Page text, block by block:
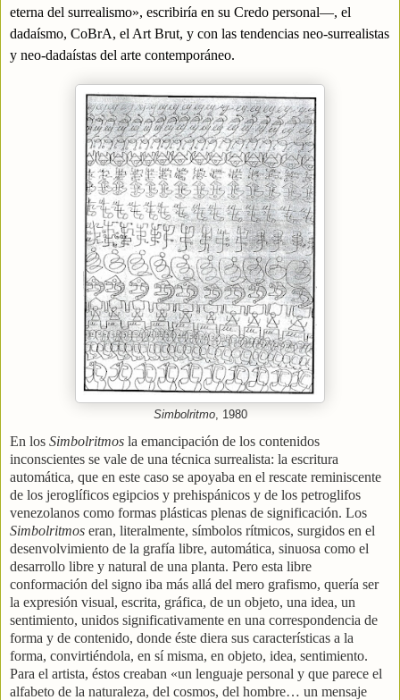
eterna del surrealismo», escribiría en su Credo personal—, el
dadaísmo, CoBrA, el Art Brut, y con las tendencias neo-surrealistas
y neo-dadaístas del arte contemporáneo.
Simbolritmo, 1980
En los Simbolritmos la emancipación de los contenidos
inconscientes se vale de una técnica surrealista: la escritura
automática, que en este caso se apoyaba en el rescate reminiscente
de los jeroglíficos egipcios y prehispánicos y de los petroglifos
venezolanos como formas plásticas plenas de significación. Los
Simbolritmos eran, literalmente, símbolos rítmicos, surgidos en el
desenvolvimiento de la grafía libre, automática, sinuosa como el
desarrollo libre y natural de una planta. Pero esta libre
conformación del signo iba más allá del mero grafismo, quería ser
la expresión visual, escrita, gráfica, de un objeto, una idea, un
sentimiento, unidos significativamente en una correspondencia de
forma y de contenido, donde éste diera sus características a la
forma, convirtiéndola, en sí misma, en objeto, idea, sentimiento.
Para el artista, éstos creaban «un lenguaje personal y que parece el
alfabeto de la naturaleza, del cosmos, del hombre… un mensaje